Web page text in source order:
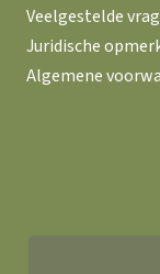
Veelgestelde
Juridische
Algemene